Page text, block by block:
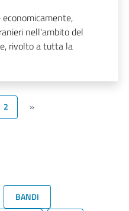
nell'ambito del
rivolto a tutta la
2 »
BANDI